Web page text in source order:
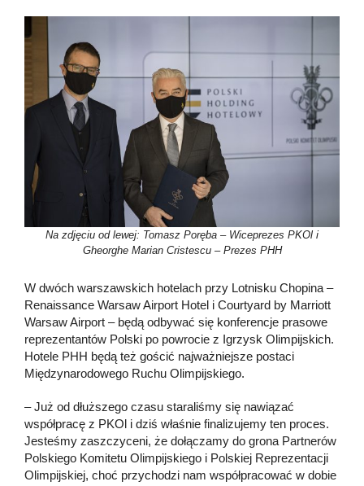
Na zdjęciu od lewej: Tomasz Poręba – Wiceprezes PKOl i
Gheorghe Marian Cristescu – Prezes PHH
W dwóch warszawskich hotelach przy Lotnisku Chopina –
Renaissance Warsaw Airport Hotel i Courtyard by Marriott
Warsaw Airport – będą odbywać się konferencje prasowe
reprezentantów Polski po powrocie z Igrzysk Olimpijskich.
Hotele PHH będą też gościć najważniejsze postaci
Międzynarodowego Ruchu Olimpijskiego.
– Już od dłuższego czasu staraliśmy się nawiązać
współpracę z PKOl i dziś właśnie finalizujemy ten proces.
Jesteśmy zaszczyceni, że dołączamy do grona Partnerów
Polskiego Komitetu Olimpijskiego i Polskiej Reprezentacji
Olimpijskiej, choć przychodzi nam współpracować w dobie